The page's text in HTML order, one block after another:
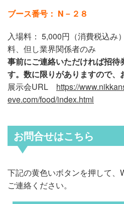
ブース番号： N－２８
入場料： 5,000円（消費税込
料、但し業界関係者のみ
事前にご連絡いただければ招待
す。数に限りがありますので、
展示会URL https://
eve.com/food/index.html
お問合せはこちら
下記の黄色いボタンを押して、
ご連絡ください。